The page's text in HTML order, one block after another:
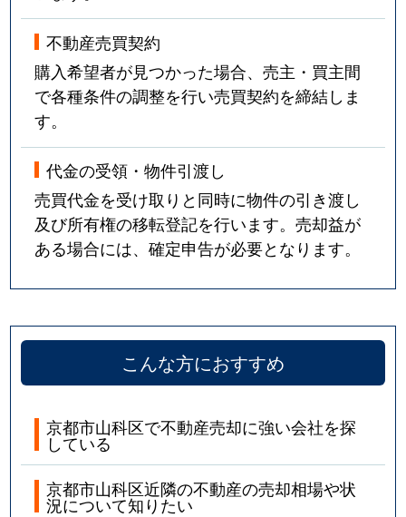
不動産売買契約
購入希望者が見つかった場合、売主・買主間
で各種条件の調整を行い売買契約を締結しま
す。
代金の受領・物件引渡し
売買代金を受け取りと同時に物件の引き渡し
及び所有権の移転登記を行います。売却益が
ある場合には、確定申告が必要となります。
こんな方におすすめ
京都市山科区で不動産売却に強い会社を探
している
京都市山科区近隣の不動産の売却相場や状
況について知りたい